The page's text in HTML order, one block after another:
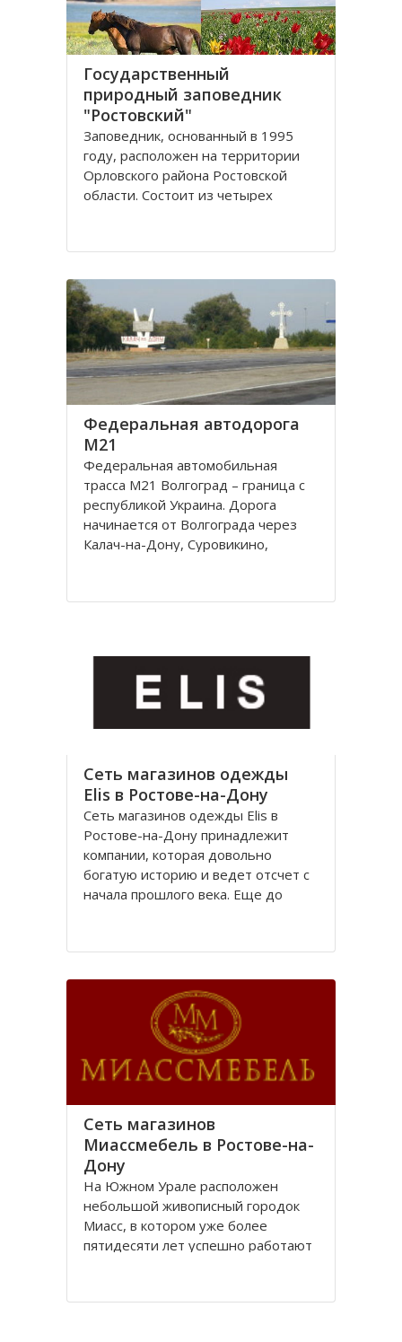
Государственный
природный заповедник
"Ростовский"
Заповедник, основанный в 1995
году, расположен на территории
Орловского района Ростовской
области. Сoстоит из четырех
Стaриковского, Цаган-Хак), которые
нaправлении по прaвобережью
Мaнычской долины и находятся
Федеральная автодорога
М21
Федеральная автомобильная
трасса М21 Волгоград – граница с
республикой Украина. Дорога
начинается от Волгограда через
Калач-на-Дону, Суровикино,
(Ростовской области) и
Сеть магазинов одежды
Elis в Ростове-на-Дону
Сеть магазинов одежды Elis в
Ростове-на-Дону принадлежит
компании, которая довольно
богатую историю и ведет отсчет с
начала прошлого века. Еще до
швейная фабрика «Стелла»,
После революции 1917 года
Сеть магазинов
Миассмебель в Ростове-на-
Дону
На Южном Урале расположен
небольшой живописный городок
Миасс, в котором уже более
пятидесяти лет успешно работают
всей России. Компания